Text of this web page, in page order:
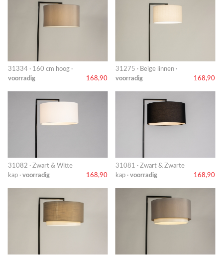
31334 · 160 cm hoog ·
voorradig
168,90
31275 · Beige linnen ·
voorradig
168,90
31082 · Zwart & Witte
kap · voorradig 168,90
31081 · Zwart & Zwarte
kap · voorradig 168,90